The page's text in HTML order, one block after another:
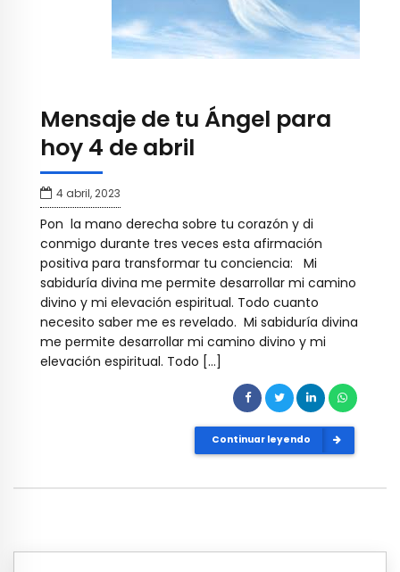
Mensaje de tu Ángel para
hoy 4 de abril
4 abril, 2023
Pon la mano derecha sobre tu corazón y di
conmigo durante tres veces esta afirmación
positiva para transformar tu conciencia: Mi
sabiduría divina me permite desarrollar mi camino
divino y mi elevación espiritual. Todo cuanto
necesito saber me es revelado. Mi sabiduría divina
me permite desarrollar mi camino divino y mi
elevación espiritual. Todo […]
Continuar leyendo